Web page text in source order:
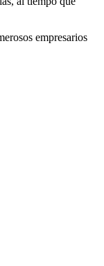
empresarios